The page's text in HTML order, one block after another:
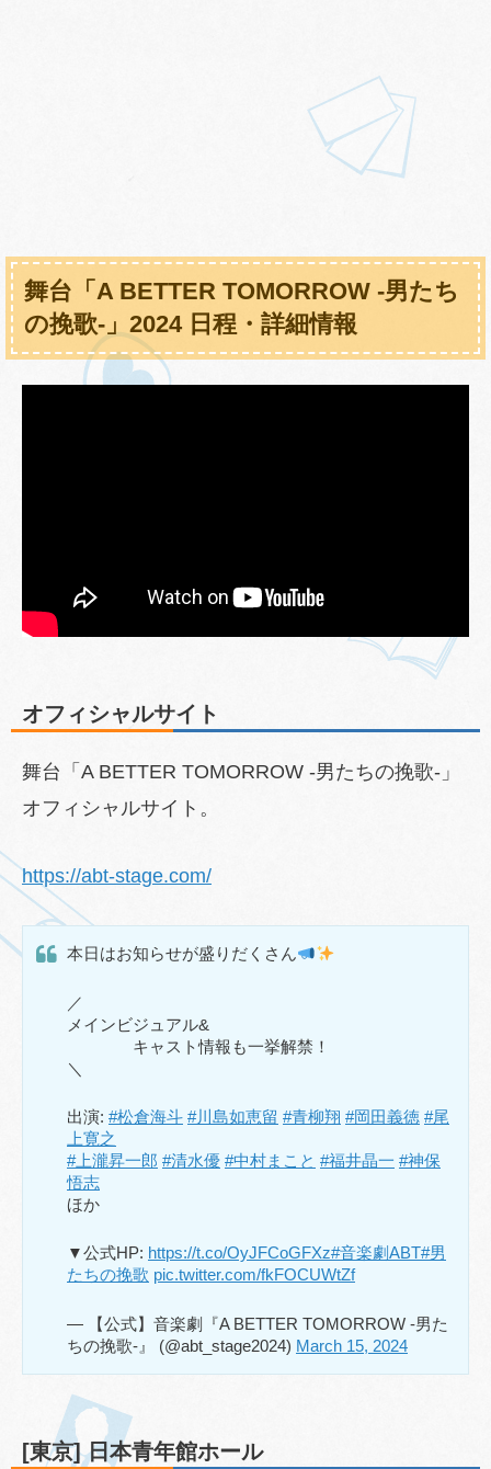
舞台「A BETTER TOMORROW -男たち
の挽歌-」2024 日程・詳細情報
オフィシャルサイト
舞台「A BETTER TOMORROW -男たちの挽歌-」
オフィシャルサイト。
https://abt-stage.com/
本日はお知らせが盛りだくさん
／
メインビジュアル&
キャスト情報も一挙解禁！
＼
出演: #松倉海斗 #川島如恵留 #青柳翔 #岡田義徳 #尾
上寛之
#上瀧昇一郎 #清水優 #中村まこと #福井晶一 #神保
悟志
ほか
▼公式HP: https://t.co/OyJFCoGFXz#音楽劇ABT#男
たちの挽歌 pic.twitter.com/fkFOCUWtZf
— 【公式】音楽劇『A BETTER TOMORROW -男た
ちの挽歌-』 (@abt_stage2024) March 15, 2024
[東京] 日本青年館ホール